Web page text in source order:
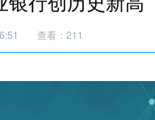
查看：211